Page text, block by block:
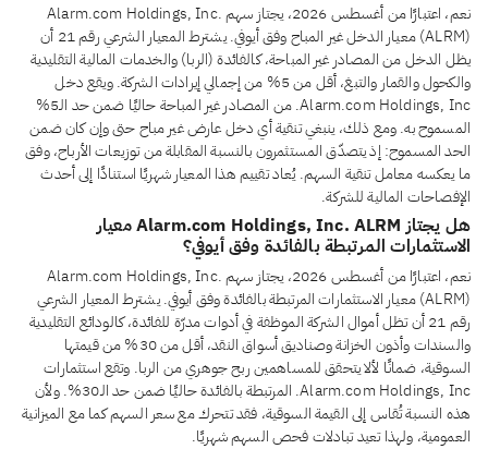
نعم، اعتبارًا من أغسطس 2026، يجتاز سهم Alarm.com Holdings, Inc.
(ALRM) معيار الدخل غير المباح وفق أيوفي. يشترط المعيار الشرعي رقم 21 أن
يظل الدخل من المصادر غير المباحة، كالفائدة (الربا) والخدمات المالية التقليدية
والكحول والقمار والتبغ، أقل من 5% من إجمالي إيرادات الشركة. ويقع دخل
Alarm.com Holdings, Inc. من المصادر غير المباحة حاليًا ضمن حد الـ5%
المسموح به. ومع ذلك، ينبغي تنقية أي دخل عارض غير مباح حتى وإن كان ضمن
الحد المسموح: إذ يتصدّق المستثمرون بالنسبة المقابلة من توزيعات الأرباح، وفق
ما يعكسه معامل تنقية السهم. يُعاد تقييم هذا المعيار شهريًا استنادًا إلى أحدث
الإفصاحات المالية للشركة.
هل يجتاز Alarm.com Holdings, Inc. ALRM معيار
الاستثمارات المرتبطة بالفائدة وفق أيوفي؟
نعم، اعتبارًا من أغسطس 2026، يجتاز سهم Alarm.com Holdings, Inc.
(ALRM) معيار الاستثمارات المرتبطة بالفائدة وفق أيوفي. يشترط المعيار الشرعي
رقم 21 أن تظل أموال الشركة الموظفة في أدوات مدرّة للفائدة، كالودائع التقليدية
والسندات وأذون الخزانة وصناديق أسواق النقد، أقل من 30% من قيمتها
السوقية، ضمانًا لألا يتحقق للمساهمين ربح جوهري من الربا. وتقع استثمارات
Alarm.com Holdings, Inc. المرتبطة بالفائدة حاليًا ضمن حد الـ30%. ولأن
هذه النسبة تُقاس إلى القيمة السوقية، فقد تتحرك مع سعر السهم كما مع الميزانية
العمومية، ولهذا تعيد تبادلات فحص السهم شهريًا.